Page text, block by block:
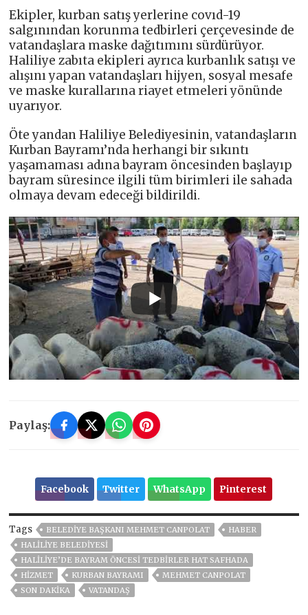
Ekipler, kurban satış yerlerine covıd-19
salgınından korunma tedbirleri çerçevesinde de
vatandaşlara maske dağıtımını sürdürüyor.
Haliliye zabıta ekipleri ayrıca kurbanlık satışı ve
alışını yapan vatandaşları hijyen, sosyal mesafe
ve maske kurallarına riayet etmeleri yönünde
uyarıyor.
Öte yandan Haliliye Belediyesinin, vatandaşların
Kurban Bayramı’nda herhangi bir sıkıntı
yaşamaması adına bayram öncesinden başlayıp
bayram süresince ilgili tüm birimleri ile sahada
olmaya devam edeceği bildirildi.
Paylaş:
Facebook Twitter WhatsApp Pinterest
Tags BELEDIYE BAŞKANI MEHMET CANPOLAT
HABER
HALİLİYE BELEDİYESİ
HALİLİYE’DE BAYRAM ÖNCESİ TEDBİRLER HAT SAFHADA
HİZMET
KURBAN BAYRAMI
MEHMET CANPOLAT
SON DAKIKA
VATANDAŞ